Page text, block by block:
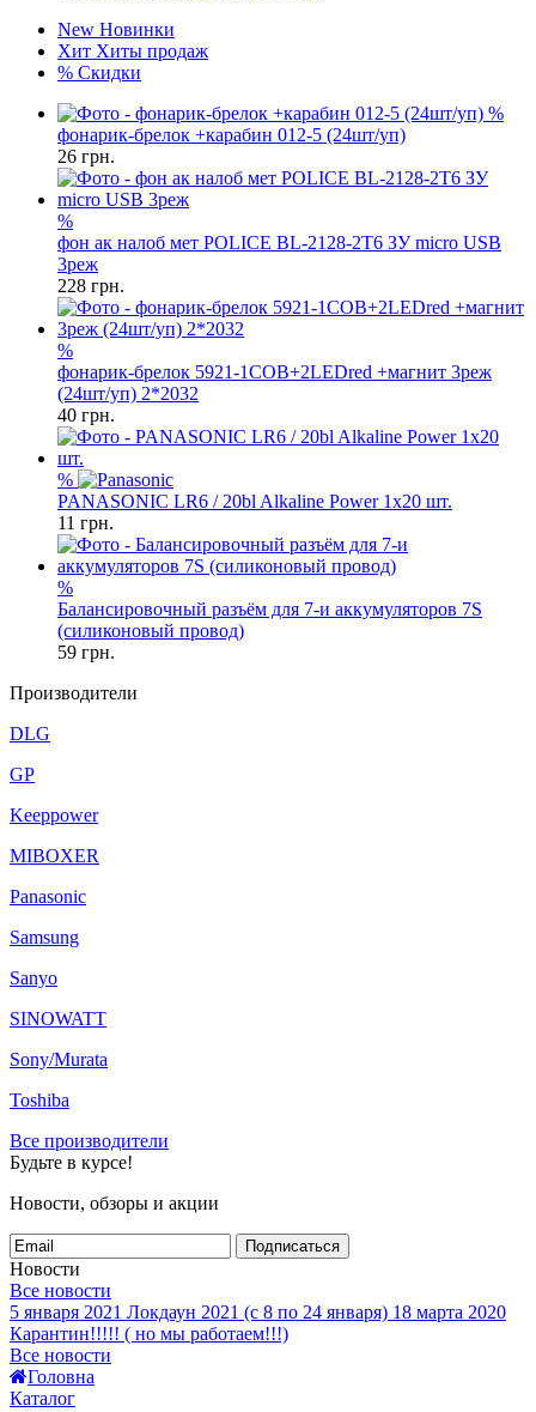
New Новинки
Хит Хиты продаж
% Скидки
%
фонарик-брелок +карабин 012-5 (24шт/уп)
26 грн.
%
фон ак налоб мет POLICE BL-2128-2T6 ЗУ micro USB
3реж
228 грн.
%
фонарик-брелок 5921-1COB+2LEDred +магнит 3реж
(24шт/уп) 2*2032
40 грн.
%
PANASONIC LR6 / 20bl Alkaline Power 1x20 шт.
11 грн.
%
Балансировочный разъём для 7-и аккумуляторов 7S
(силиконовый провод)
59 грн.
Производители
DLG
GP
Keeppower
MIBOXER
Panasonic
Samsung
Sanyo
SINOWATT
Sony/Murata
Toshiba
Все производители
Будьте в курсе!
Новости, обзоры и акции
Подписаться
Новости
Все новости
5 января 2021 Локдаун 2021 (с 8 по 24 января) 18 марта 2020
Карантин!!!!! ( но мы работаем!!!)
Все новости
Головна
Каталог